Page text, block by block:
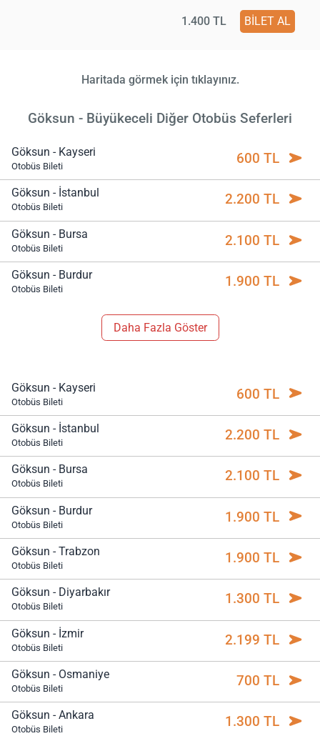
1.400 TL BİLET AL
Haritada görmek için tıklayınız.
Göksun - Büyükeceli Diğer Otobüs Seferleri
Göksun - Kayseri
Otobüs Bileti 600 TL
Göksun - İstanbul
Otobüs Bileti 2.200 TL
Göksun - Bursa
Otobüs Bileti 2.100 TL
Göksun - Burdur
Otobüs Bileti 1.900 TL
Daha Fazla Göster
Göksun - Kayseri
Otobüs Bileti 600 TL
Göksun - İstanbul
Otobüs Bileti 2.200 TL
Göksun - Bursa
Otobüs Bileti 2.100 TL
Göksun - Burdur
Otobüs Bileti 1.900 TL
Göksun - Trabzon
Otobüs Bileti 1.900 TL
Göksun - Diyarbakır
Otobüs Bileti 1.300 TL
Göksun - İzmir
Otobüs Bileti 2.199 TL
Göksun - Osmaniye
Otobüs Bileti 700 TL
Göksun - Ankara
Otobüs Bileti 1.300 TL